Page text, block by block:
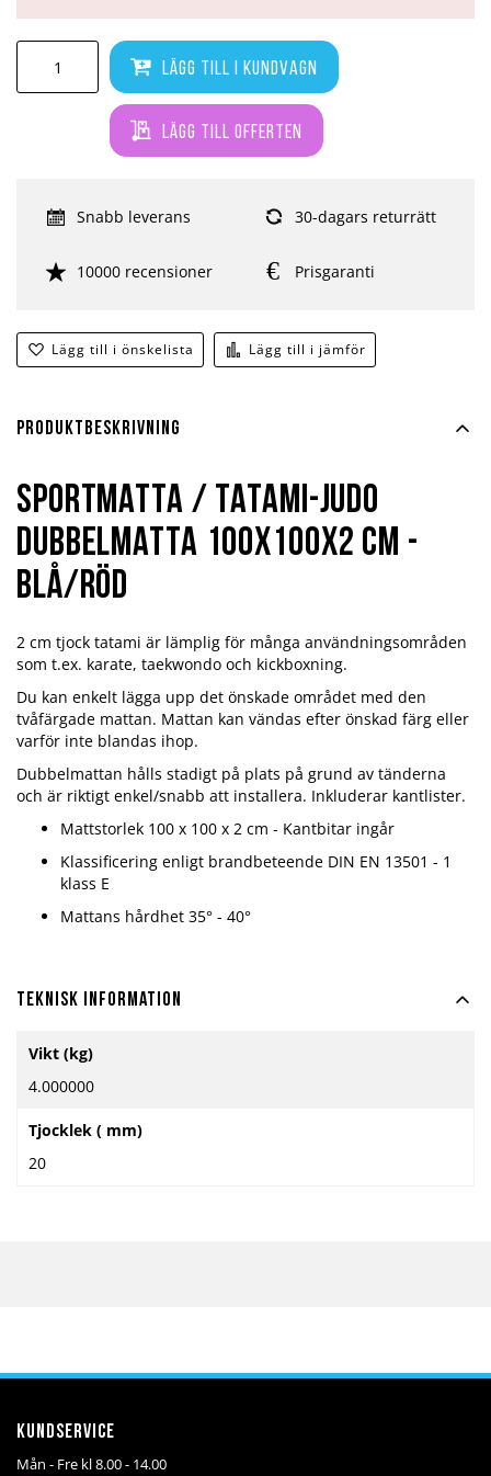
Lägg till i kundvagn
Lägg till offerten
Lägg till i önskelista Lägg till i jämför
Snabb leverans 30-dagars returrätt
10000 recensioner Prisgaranti
Produktbeskrivning
Sportmatta / tatami-judo
dubbelmatta 100x100x2 cm -
Blå/Röd
2 cm tjock tatami är lämplig för många användningsområden
som t.ex. karate, taekwondo och kickboxning.
Du kan enkelt lägga upp det önskade området med den
tvåfärgade mattan. Mattan kan vändas efter önskad färg eller
varför inte blandas ihop.
Dubbelmattan hålls stadigt på plats på grund av tänderna
och är riktigt enkel/snabb att installera. Inkluderar kantlister.
Mattstorlek 100 x 100 x 2 cm - Kantbitar ingår
Klassificering enligt brandbeteende DIN EN 13501 - 1
klass E
Mattans hårdhet 35° - 40°
Teknisk information
information
Vikt (kg)
4.000000
Tjocklek ( mm)
20
Kundservice
Mån - Fre kl 8.00 - 14.00